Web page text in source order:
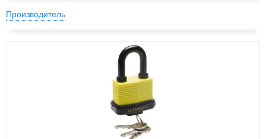
Производитель